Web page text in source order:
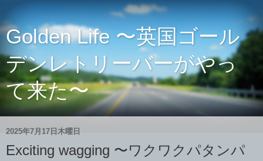
Golden Life 〜英国ゴール
デンレトリーバーがやっ
て来た〜
2025年7月17日木曜日
Exciting wagging 〜ワクワクパタンパ